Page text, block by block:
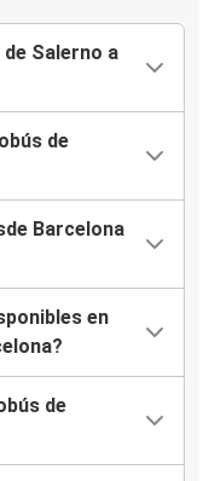
Salerno a
de
Barcelona
en
de